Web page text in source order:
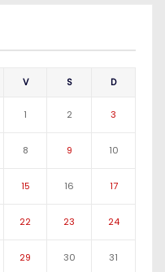
V S D
1 2 3
8 9 10
15 16 17
22 23 24
29 30 31